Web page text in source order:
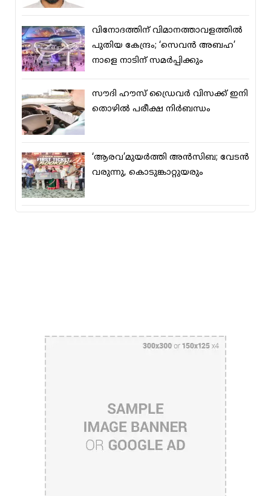
വിനോദത്തിന് വിമാനത്താവളത്തില്‍
പുതിയ കേന്ദ്രം; ‘സെവന്‍ അബഹ’
നാളെ നാടിന് സമര്‍പ്പിക്കും
സൗദി ഹൗസ് ഡ്രൈവര്‍ വിസക്ക് ഇനി
തൊഴില്‍ പരീക്ഷ നിര്‍ബന്ധം
‘ആരവ’മുയര്‍ത്തി അന്‍സിബ; വേടന്‍
വരുന്നു, കൊടുങ്കാറ്റുയരും